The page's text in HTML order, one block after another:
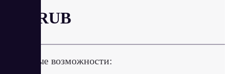
от 5 RUB
Ключевые возможности: